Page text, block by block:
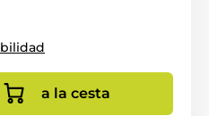
a la cesta